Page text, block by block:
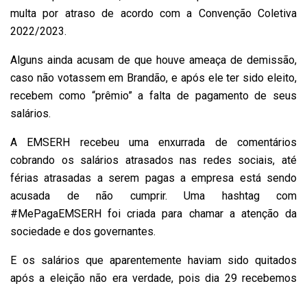
multa por atraso de acordo com a Convenção Coletiva
2022/2023.
Alguns ainda acusam de que houve ameaça de demissão,
caso não votassem em Brandão, e após ele ter sido eleito,
recebem como “prêmio” a falta de pagamento de seus
salários.
A EMSERH recebeu uma enxurrada de comentários
cobrando os salários atrasados nas redes sociais, até
férias atrasadas a serem pagas a empresa está sendo
acusada de não cumprir. Uma hashtag com
#MePagaEMSERH foi criada para chamar a atenção da
sociedade e dos governantes.
E os salários que aparentemente haviam sido quitados
após a eleição não era verdade, pois dia 29 recebemos